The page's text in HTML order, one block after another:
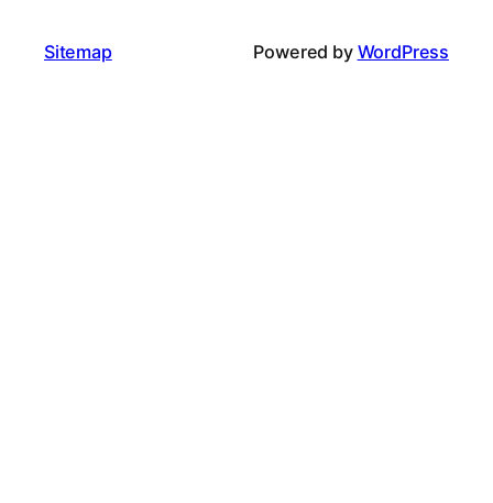
Sitemap Powered by WordPress